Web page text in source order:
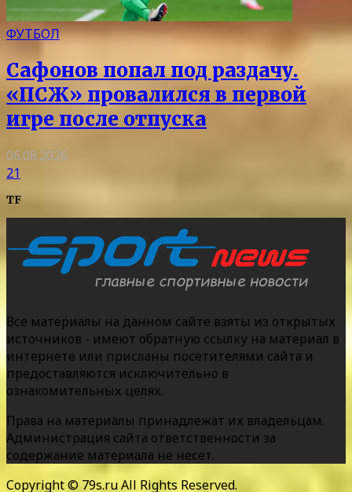
ФУТБОЛ
Сафонов попал под раздачу.
«ПСЖ» провалился в первой
игре после отпуска
06.08.2026
21
TF
Все материалы на данном сайте взяты из открытых
источников - имеют обратную ссылку на материал в
интернете или присланы посетителями сайта и
предоставляются исключительно в
ознакомительных целях.
Права на материалы принадлежат их владельцам.
Администрация сайта ответственности за
содержание материала не несет.
Copyright © 79s.ru All Rights Reserved.